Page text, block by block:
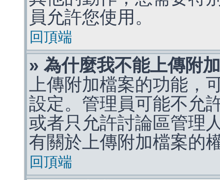
員允許您使用。
回頂端
» 為什麼我不能上傳附
上傳附加檔案的功能，
設定。管理員可能不允
或者只允許討論區管理
有關於上傳附加檔案的
回頂端